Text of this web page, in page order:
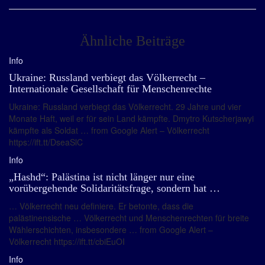
Ähnliche Beiträge
Info
Ukraine: Russland verbiegt das Völkerrecht –
Internationale Gesellschaft für Menschenrechte
Ukraine: Russland verbiegt das Völkerrecht. 29 Jahre und vier
Monate Haft, weil er für sein Land kämpfte. Dmytro Kutscherjawyi
kämpfte als Soldat … from Google Alert – Völkerrecht
https://ift.tt/DseaSlC
Info
„Hashd“: Palästina ist nicht länger nur eine
vorübergehende Solidaritätsfrage, sondern hat …
… Völkerrecht neu definiere. Er betonte, dass die
palästinensische … Völkerrecht und Menschenrechten für breite
Wählerschichten, insbesondere … from Google Alert –
Völkerrecht https://ift.tt/cbiEuOI
Info